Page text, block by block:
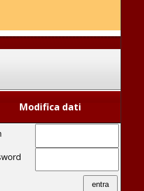
Modifica dati